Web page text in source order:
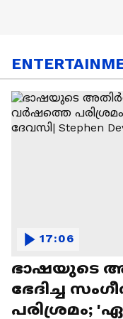
ഭാഷയുടെ
ഭേദിച്ച
പരിശ്രമം;
17:06